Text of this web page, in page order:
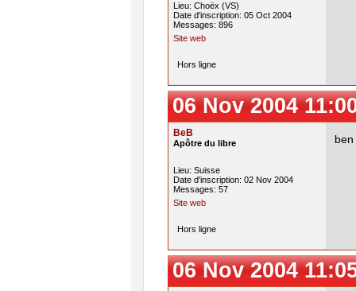
Lieu: Choëx (VS)
Date d'inscription: 05 Oct 2004
Messages: 896
Site web
Hors ligne
06 Nov 2004
BeB
Apôtre du libre
Lieu: Suisse
Date d'inscription: 02 Nov 2004
Messages: 57
Site web
Hors ligne
06 Nov 2004